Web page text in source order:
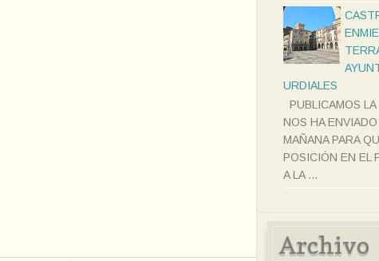
URDIALES
PUBLICAMOS
NOS HA
MAÑANA PARA
POSICIÓN EN EL
A LA ...
Archivo